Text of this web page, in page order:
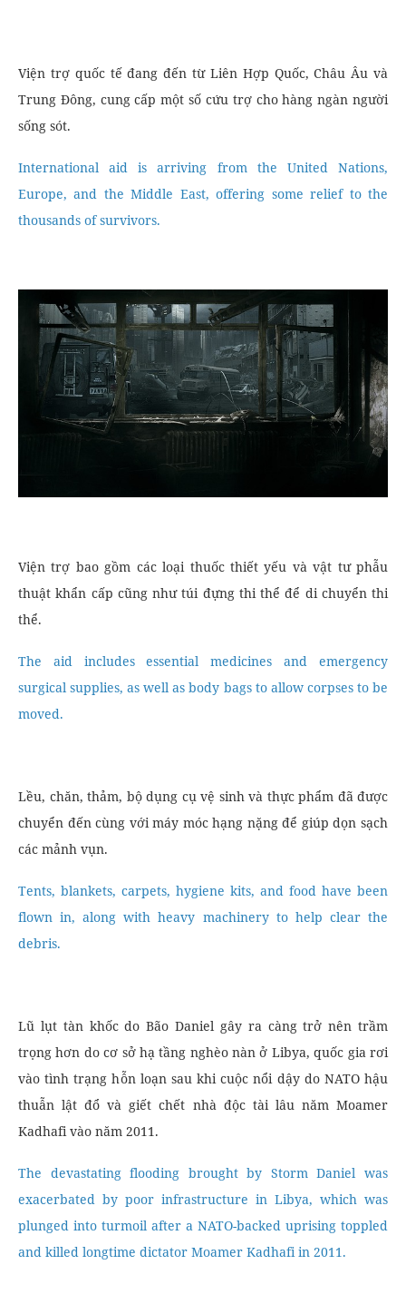
Viện trợ quốc tế đang đến từ Liên Hợp Quốc, Châu Âu và
Trung Đông, cung cấp một số cứu trợ cho hàng ngàn người
sống sót.
International aid is arriving from the United Nations,
Europe, and the Middle East, offering some relief to the
thousands of survivors.
Viện trợ bao gồm các loại thuốc thiết yếu và vật tư phẫu
thuật khẩn cấp cũng như túi đựng thi thể để di chuyển thi
thể.
The aid includes essential medicines and emergency
surgical supplies, as well as body bags to allow corpses to be
moved.
Lều, chăn, thảm, bộ dụng cụ vệ sinh và thực phẩm đã được
chuyển đến cùng với máy móc hạng nặng để giúp dọn sạch
các mảnh vụn.
Tents, blankets, carpets, hygiene kits, and food have been
flown in, along with heavy machinery to help clear the
debris.
Lũ lụt tàn khốc do Bão Daniel gây ra càng trở nên trầm
trọng hơn do cơ sở hạ tầng nghèo nàn ở Libya, quốc gia rơi
vào tình trạng hỗn loạn sau khi cuộc nổi dậy do NATO hậu
thuẫn lật đổ và giết chết nhà độc tài lâu năm Moamer
Kadhafi vào năm 2011.
The devastating flooding brought by Storm Daniel was
exacerbated by poor infrastructure in Libya, which was
plunged into turmoil after a NATO-backed uprising toppled
and killed longtime dictator Moamer Kadhafi in 2011.